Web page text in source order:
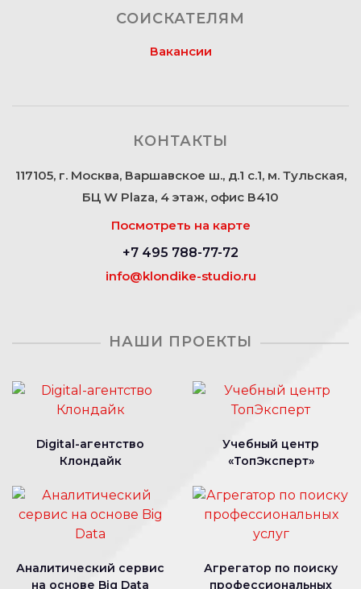
СОИСКАТЕЛЯМ
Вакансии
КОНТАКТЫ
117105, г. Москва, Варшавское ш., д.1 с.1, м. Тульская,
БЦ W Plaza, 4 этаж, офис В410
Посмотреть на карте
+7 495 788-77-72
info@klondike-studio.ru
НАШИ ПРОЕКТЫ
Digital-агентство
Клондайк
Учебный центр
«ТопЭксперт»
Аналитический сервис
на основе Big Data
Агрегатор по поиску
профессиональных